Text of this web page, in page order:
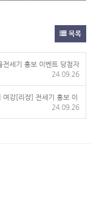
목록
전세기 홍보 이벤트 당첨자
24.09.26
강[리장] 전세기 홍보 이
24.09.26